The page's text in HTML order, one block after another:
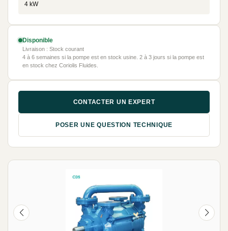
4 kW
Disponible
Livraison : Stock courant
4 à 6 semaines si la pompe est en stock usine. 2 à 3 jours si la pompe est
en stock chez Coriolis Fluides.
CONTACTER UN EXPERT
POSER UNE QUESTION TECHNIQUE